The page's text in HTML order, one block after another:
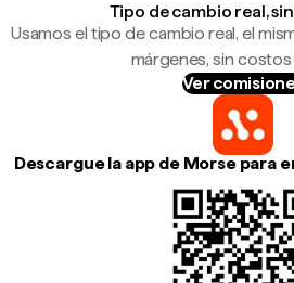
Tipo de cambio real,
Usamos el tipo de cambio real, el
márgenes, sin
Ver
Descargue la app de Morse para